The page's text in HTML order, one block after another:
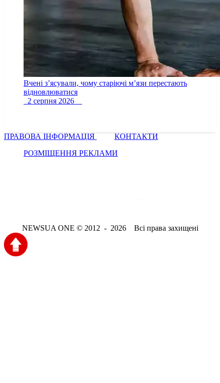
Вчені з’ясували, чому старіючі м’язи перестають
відновлюватися
2 серпня 2026
ПРАВОВА ІНФОРМАЦІЯ
КОНТАКТИ
РОЗМІЩЕННЯ РЕКЛАМИ
NEWSUA ONE © 2012 - 2026 Всі права захищені